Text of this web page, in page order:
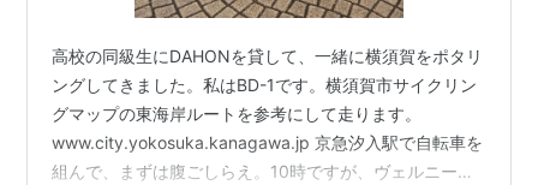
高校の同級生にDAHONを貸して、一緒に横須賀をポタリ
ングしてきました。私はBD-1です。横須賀市サイクリン
グマップの東海岸ルートを参考にして走ります。
www.city.yokosuka.kanagawa.jp 京急汐入駅で自転車を
組んで、まずは腹ごしらえ。10時ですが、ヴェルニー公